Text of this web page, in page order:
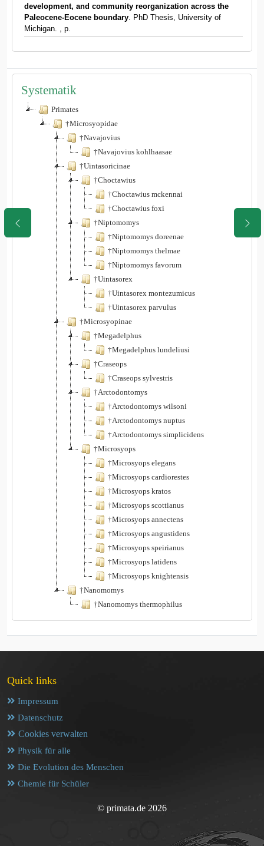
development, and community reorganization across the
Paleocene-Eocene boundary. PhD Thesis, University of
Michigan. , p.
Systematik
Primates
†Microsyopidae
†Navajovius
†Navajovius kohlhaasae
†Uintasoricinae
†Choctawius
†Choctawius mckennai
†Choctawius foxi
†Niptomomys
†Niptomomys doreenae
†Niptomomys thelmae
†Niptomomys favorum
†Uintasorex
†Uintasorex montezumicus
†Uintasorex parvulus
†Microsyopinae
†Megadelphus
†Megadelphus lundeliusi
†Craseops
†Craseops sylvestris
†Arctodontomys
†Arctodontomys wilsoni
†Arctodontomys nuptus
†Arctodontomys simplicidens
†Microsyops
†Microsyops elegans
†Microsyops cardiorestes
†Microsyops kratos
†Microsyops scottianus
†Microsyops annectens
†Microsyops angustidens
†Microsyops speirianus
†Microsyops latidens
†Microsyops knightensis
†Nanomomys
†Nanomomys thermophilus
Quick links
Impressum
Datenschutz
Cookies verwalten
Physik für alle
Die Evolution des Menschen
Chemie für Schüler
© primata.de 2026